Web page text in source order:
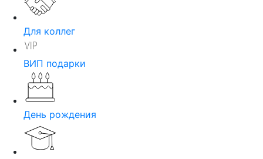
Для коллег
ВИП подарки
День рождения